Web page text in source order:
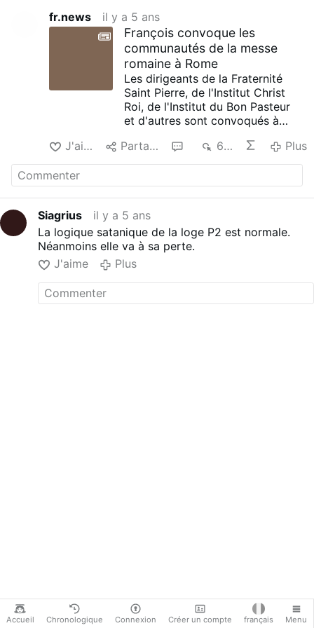
Accueil Chronologique Connexion Créer un compte français Menu
fr.news il y a 5 ans
François convoque les
communautés de la messe
romaine à Rome
Les dirigeants de la Fraternité
Saint Pierre, de l'Institut Christ
Roi, de l'Institut du Bon Pasteur
et d'autres sont convoqués à
TaylorMarshall.com (24 août).
Les rumeurs prétendent que les
l'acceptation totale de Vatican II,
concélébration à la Messe
chrismale du Novus Ordo et plus
encore.
Des internautes craignent que les
les tests de loyauté de François.
J'aime Partager 623 Plus
Siagrius
il y a 5 ans
La logique satanique de la loge P2 est normale.
Néanmoins elle va à sa perte.
J'aime
Plus